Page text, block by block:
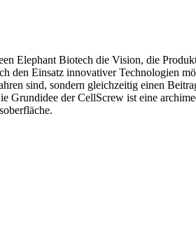
Elephant Biotech die Vision, die
den Einsatz innovativer Technologien
sind, sondern gleichzeitig einen
Grundidee der CellScrew ist eine